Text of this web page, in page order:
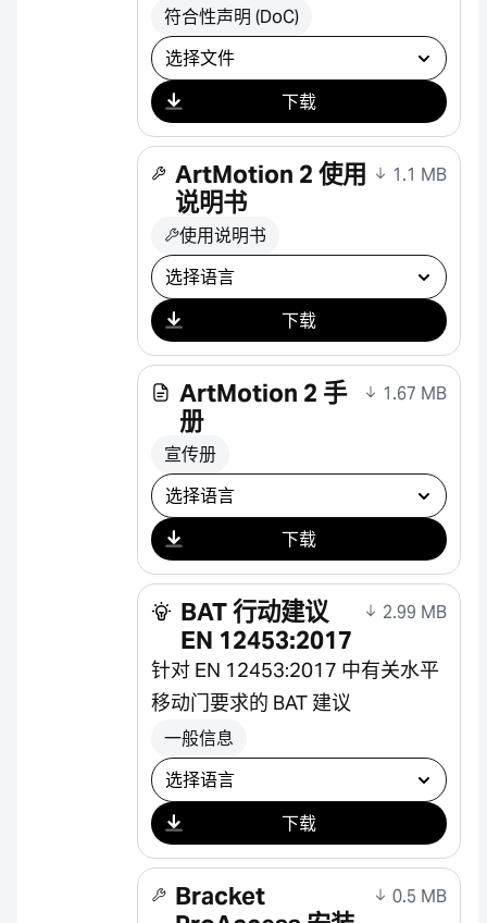
符合性声明 (DoC)
选择下载
下载
ArtMotion 2 使用
说明书
1.1 MB
使用说明书
选择下载
下载
ArtMotion 2 手
册
1.67 MB
宣传册
选择下载
下载
BAT 行动建议
EN 12453:2017
2.99 MB
针对 EN 12453:2017 中有关水平
移动门要求的 BAT 建议
一般信息
选择下载
下载
Bracket
0.5 MB